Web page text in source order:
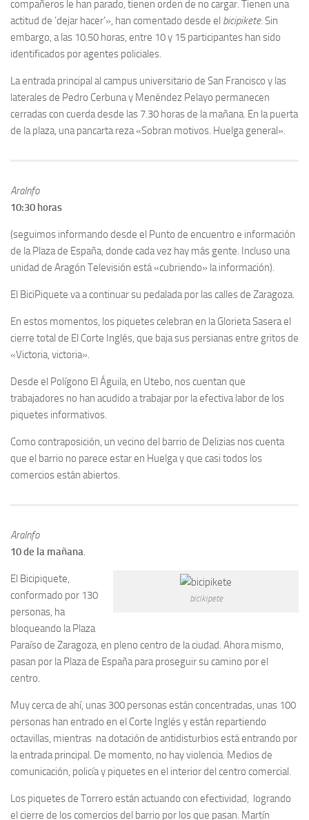
compañeros le han parado, tienen orden de no cargar. Tienen una
actitud de ’dejar hacer’», han comentado desde el bicipikete. Sin
embargo, a las 10.50 horas, entre 10 y 15 participantes han sido
identificados por agentes policiales.
La entrada principal al campus universitario de San Francisco y las
laterales de Pedro Cerbuna y Menéndez Pelayo permanecen
cerradas con cuerda desde las 7.30 horas de la mañana. En la puerta
de la plaza, una pancarta reza «Sobran motivos. Huelga general».
AraInfo
10:30 horas
(seguimos informando desde el Punto de encuentro e información
de la Plaza de España, donde cada vez hay más gente. Incluso una
unidad de Aragón Televisión está «cubriendo» la información).
El BiciPiquete va a continuar su pedalada por las calles de Zaragoza.
En estos momentos, los piquetes celebran en la Glorieta Sasera el
cierre total de El Corte Inglés, que baja sus persianas entre gritos de
«Victoria, victoria».
Desde el Polígono El Águila, en Utebo, nos cuentan que
trabajadores no han acudido a trabajar por la efectiva labor de los
piquetes informativos.
Como contraposición, un vecino del barrio de Delizias nos cuenta
que el barrio no parece estar en Huelga y que casi todos los
comercios están abiertos.
AraInfo
10 de la mañana.
bicikipete
El Bicipiquete,
conformado por 130
personas, ha
bloqueando la Plaza
Paraíso de Zaragoza, en pleno centro de la ciudad. Ahora mismo,
pasan por la Plaza de España para proseguir su camino por el
centro.
Muy cerca de ahí, unas 300 personas están concentradas, unas 100
personas han entrado en el Corte Inglés y están repartiendo
octavillas, mientras na dotación de antidisturbios está entrando por
la entrada principal. De momento, no hay violencia. Medios de
comunicación, policía y piquetes en el interior del centro comercial.
Los piquetes de Torrero están actuando con efectividad, logrando
el cierre de los comercios del barrio por los que pasan. Martín